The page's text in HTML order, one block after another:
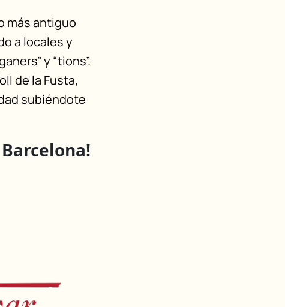
más antiguo
a locales y
y “tions”.
de la Fusta,
subiéndote